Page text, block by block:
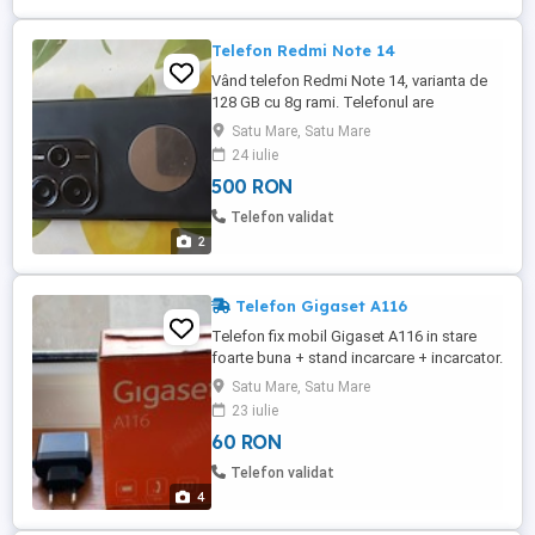
2
Telefon Redmi Note 14
Vând telefon Redmi Note 14, varianta de
128 GB cu 8g rami. Telefonul are
aproximativ 6 luni și e în stare foarte bună
Satu Mare, Satu Mare
24 iulie
500 RON
Telefon validat
4
Telefon Gigaset A116
Telefon fix mobil Gigaset A116 in stare
foarte buna + stand incarcare + incarcator.
Nu are acumulatori.
Satu Mare, Satu Mare
23 iulie
60 RON
Telefon validat